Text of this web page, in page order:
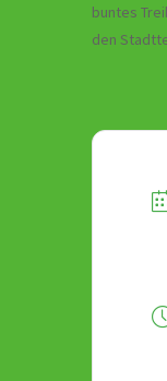
buntes
den